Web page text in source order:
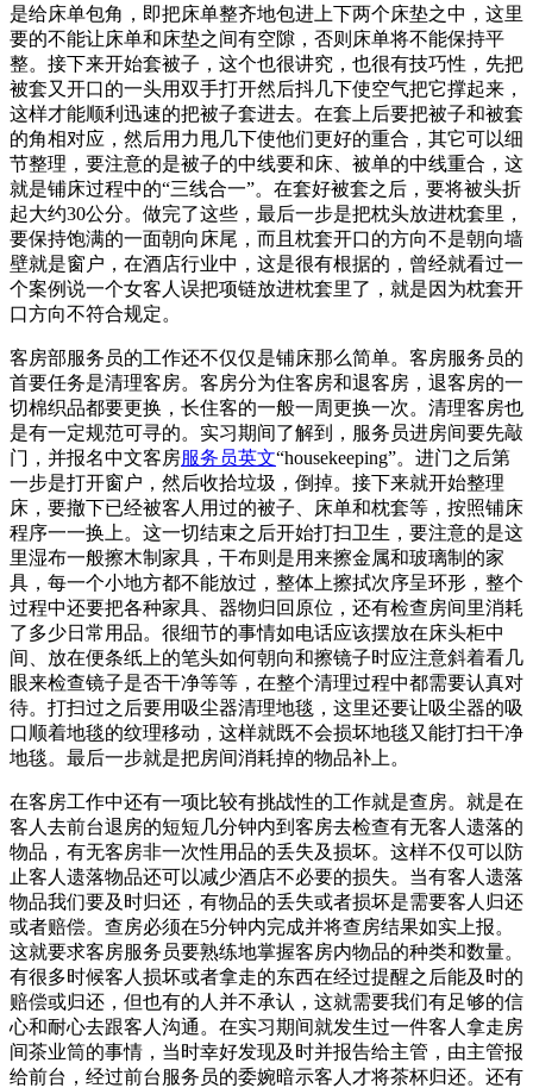
是给床单包角，即把床单整齐地包进上下两个床垫之中，这里
要的不能让床单和床垫之间有空隙，否则床单将不能保持平
整。接下来开始套被子，这个也很讲究，也很有技巧性，先把
被套又开口的一头用双手打开然后抖几下使空气把它撑起来，
这样才能顺利迅速的把被子套进去。在套上后要把被子和被套
的角相对应，然后用力甩几下使他们更好的重合，其它可以细
节整理，要注意的是被子的中线要和床、被单的中线重合，这
就是铺床过程中的“三线合一”。在套好被套之后，要将被头折
起大约30公分。做完了这些，最后一步是把枕头放进枕套里，
要保持饱满的一面朝向床尾，而且枕套开口的方向不是朝向墙
壁就是窗户，在酒店行业中，这是很有根据的，曾经就看过一
个案例说一个女客人误把项链放进枕套里了，就是因为枕套开
口方向不符合规定。
客房部服务员的工作还不仅仅是铺床那么简单。客房服务员的
首要任务是清理客房。客房分为住客房和退客房，退客房的一
切棉织品都要更换，长住客的一般一周更换一次。清理客房也
是有一定规范可寻的。实习期间了解到，服务员进房间要先敲
门，并报名中文客房服务员英文“housekeeping”。进门之后第
一步是打开窗户，然后收拾垃圾，倒掉。接下来就开始整理
床，要撤下已经被客人用过的被子、床单和枕套等，按照铺床
程序一一换上。这一切结束之后开始打扫卫生，要注意的是这
里湿布一般擦木制家具，干布则是用来擦金属和玻璃制的家
具，每一个小地方都不能放过，整体上擦拭次序呈环形，整个
过程中还要把各种家具、器物归回原位，还有检查房间里消耗
了多少日常用品。很细节的事情如电话应该摆放在床头柜中
间、放在便条纸上的笔头如何朝向和擦镜子时应注意斜着看几
眼来检查镜子是否干净等等，在整个清理过程中都需要认真对
待。打扫过之后要用吸尘器清理地毯，这里还要让吸尘器的吸
口顺着地毯的纹理移动，这样就既不会损坏地毯又能打扫干净
地毯。最后一步就是把房间消耗掉的物品补上。
在客房工作中还有一项比较有挑战性的工作就是查房。就是在
客人去前台退房的短短几分钟内到客房去检查有无客人遗落的
物品，有无客房非一次性用品的丢失及损坏。这样不仅可以防
止客人遗落物品还可以减少酒店不必要的损失。当有客人遗落
物品我们要及时归还，有物品的丢失或者损坏是需要客人归还
或者赔偿。查房必须在5分钟内完成并将查房结果如实上报。
这就要求客房服务员要熟练地掌握客房内物品的种类和数量。
有很多时候客人损坏或者拿走的东西在经过提醒之后能及时的
赔偿或归还，但也有的人并不承认，这就需要我们有足够的信
心和耐心去跟客人沟通。在实习期间就发生过一件客人拿走房
间茶业筒的事情，当时幸好发现及时并报告给主管，由主管报
给前台，经过前台服务员的委婉暗示客人才将茶杯归还。还有